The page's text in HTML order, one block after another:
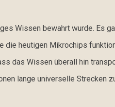
Wissen bewahrt wurde. Es
die heutigen Mikrochips
das Wissen überall hin
lange universelle Strecken